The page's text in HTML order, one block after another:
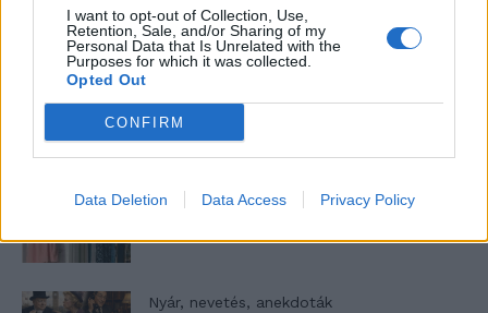
I want to opt-out of Collection, Use,
Retention, Sale, and/or Sharing of my
Personal Data that Is Unrelated with the
Purposes for which it was collected.
Opted Out
CONFIRM
Data Deletion Data Access Privacy Policy
13. rész
A világ legismertebb ruhái
Nyár, nevetés, anekdoták